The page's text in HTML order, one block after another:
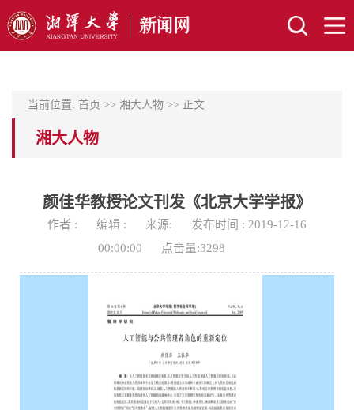
当前位置: 首页 >> 湘大人物 >> 正文
湘大人物
颜佳华教授论文刊发《北京大学学报》
作者 : 编辑 : 来源:
发布时间 : 2019-12-16
00:00:00
点击量:3298